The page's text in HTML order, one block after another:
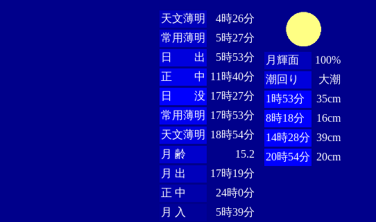
天文薄明
4時26分
常用薄明
5時27分
日 出
5時53分
正 中 11時40分
日 没 17時27分
常用薄明 17時53分
天文薄明 18時54分
月 齢
15.2
月 出
17時19分
正 中
24時0分
月 入
5時39分
月輝面
100%
潮回り
大潮
1時53分
35cm
8時18分
16cm
14時28分 39cm
20時54分
20cm